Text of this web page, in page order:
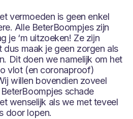
vermoeden is geen enkel
Alle BeterBoompjes zijn
je ‘m uitzoeken! Ze zijn
maak je geen zorgen als
Dit doen we namelijk om het
vlot (en coronaproof)
willen bovendien zoveel
schade
wenselijk als we met teveel
door lopen.